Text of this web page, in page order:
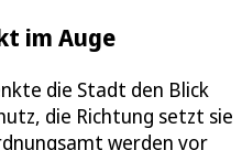
im Auge
die Stadt den Blick
die Richtung setzt sie
werden vor